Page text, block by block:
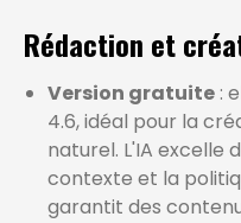
Rédaction et
Version gratuite :
4.6, idéal pour la
naturel. L'IA excelle
contexte et la
garantit des